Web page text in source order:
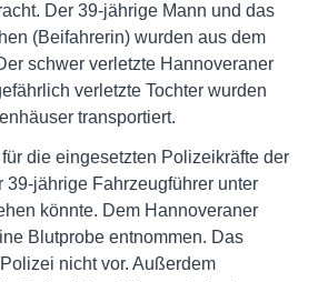
Der 39-jährige Mann und das
(Beifahrerin) wurden aus dem
schwer verletzte Hannoveraner
verletzte Tochter wurden
transportiert.
die eingesetzten Polizeikräfte der
39-jährige Fahrzeugführer unter
könnte. Dem Hannoveraner
Blutprobe entnommen. Das
nicht vor. Außerdem